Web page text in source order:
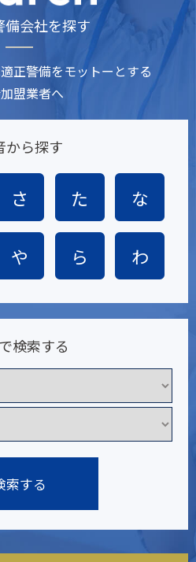
備会社を探す
正警備をモットーとする
盟業者へ
から探す
さ た な
や ら わ
検索する
索する